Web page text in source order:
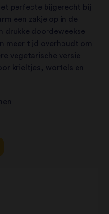
perfecte bijgerecht bij
een zakje op in de
drukke doordeweekse
meer tijd overhoudt om
vegetarische versie
krieltjes, wortels en